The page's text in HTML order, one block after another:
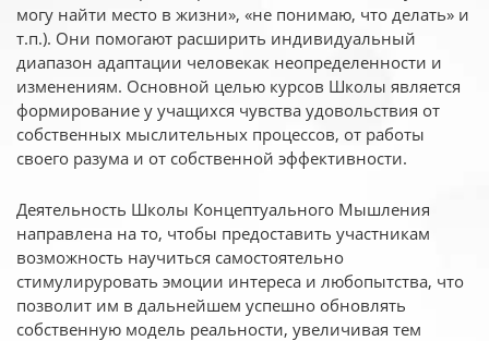
могу найти место в жизни», «не понимаю, что делать» и
т.п.). Они помогают расширить индивидуальный
диапазон адаптации человекак неопределенности и
изменениям. Основной целью курсов Школы является
формирование у учащихся чувства удовольствия от
собственных мыслительных процессов, от работы
своего разума и от собственной эффективности.
Деятельность Школы Концептуального Мышления
направлена на то, чтобы предоставить участникам
возможность научиться самостоятельно
стимулируровать эмоции интереса и любопытства, что
позволит им в дальнейшем успешно обновлять
собственную модель реальности, увеличивая тем